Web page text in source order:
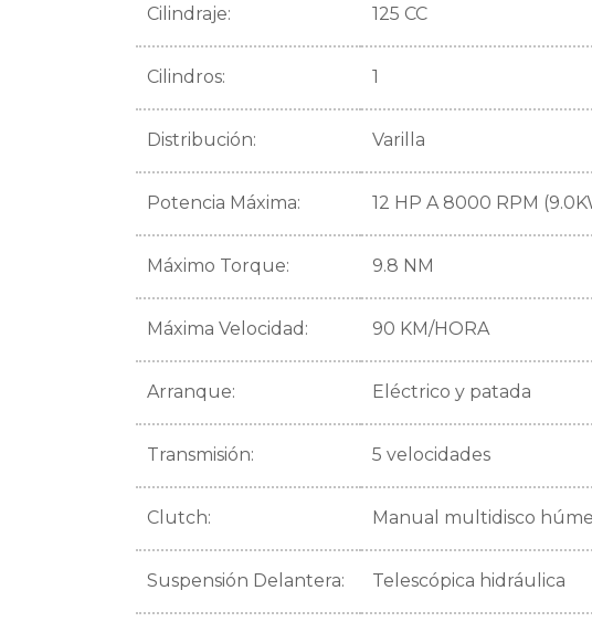
Cilindraje: 125 CC
Cilindros: 1
Distribución: Varilla
Potencia Máxima: 12 HP A 8000 RPM
Máximo Torque: 9.8 NM
Máxima Velocidad: 90 KM/HORA
Arranque: Eléctrico y patada
Transmisión: 5 velocidades
Clutch: Manual multidisco
Suspensión Delantera: Telescópica hidráulica